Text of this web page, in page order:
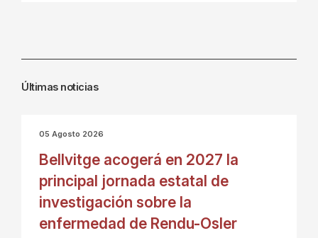
Últimas noticias
05 Agosto 2026
Bellvitge acogerá en 2027 la
principal jornada estatal de
investigación sobre la
enfermedad de Rendu-Osler